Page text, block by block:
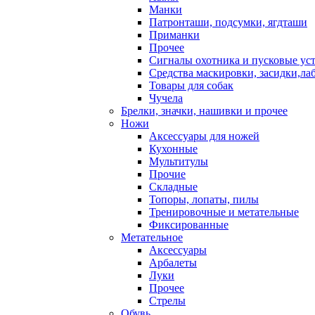
Манки
Патронташи, подсумки, ягдташи
Приманки
Прочее
Сигналы охотника и пусковые
Средства маскировки,
Товары для собак
Чучела
Брелки, значки, нашивки и прочее
Ножи
Аксессуары для ножей
Кухонные
Мультитулы
Прочие
Складные
Топоры, лопаты, пилы
Тренировочные и метательные
Фиксированные
Метательное
Аксессуары
Арбалеты
Луки
Прочее
Стрелы